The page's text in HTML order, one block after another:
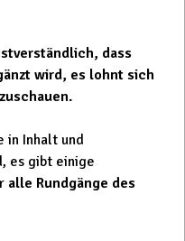
dass
wird, es lohnt sich
in Inhalt und
es gibt einige
alle Rundgänge des